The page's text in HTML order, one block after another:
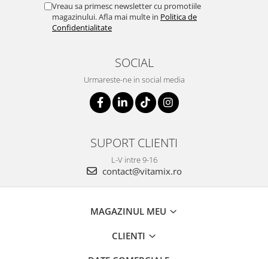
Vreau sa primesc newsletter cu promotiile
magazinului. Afla mai multe in Politica de
Confidentialitate
SOCIAL
Urmareste-ne in social media
SUPORT CLIENTI
L-V intre 9-16
contact@vitamix.ro
MAGAZINUL MEU
CLIENTI